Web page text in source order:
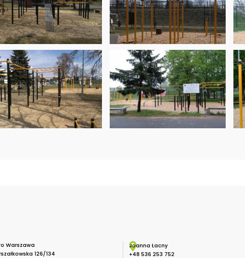
Warszawa
126/134
Joanna Łacny
+48 536 253 752